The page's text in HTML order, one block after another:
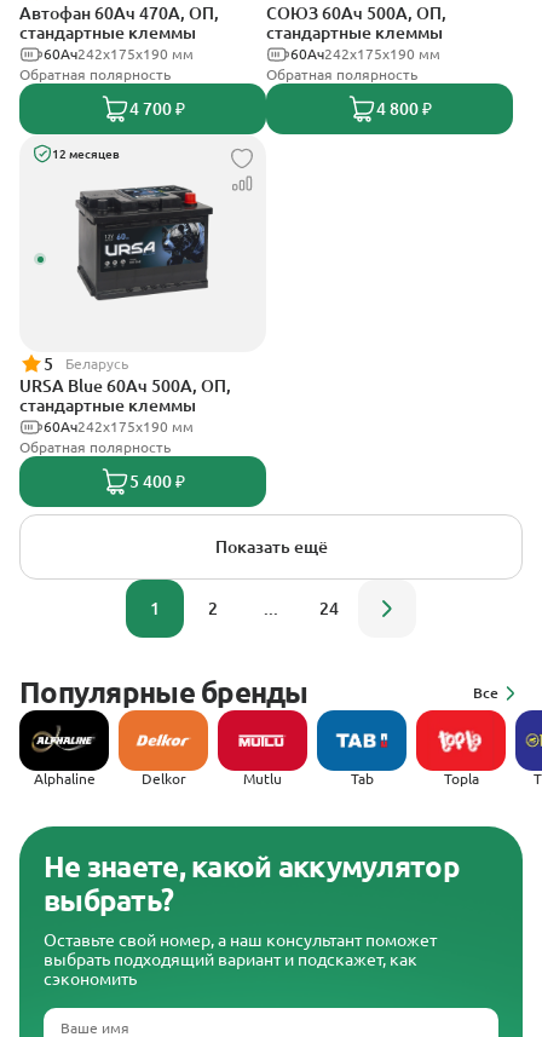
Автофан 60Ач 470А, ОП,
стандартные клеммы
242х175х190 мм
60Ач
Обратная полярность
4 700 ₽
СОЮЗ 60Ач 500А, ОП,
стандартные клеммы
242x175x190 мм
60Ач
Обратная полярность
4 800 ₽
12 месяцев
5 Беларусь
URSA Blue 60Ач 500А, ОП,
стандартные клеммы
242х175х190 мм
60Ач
Обратная полярность
5 400 ₽
Показать ещё
1 2 24
Популярные бренды Все
Alphaline Delkor Mutlu Tab Topla
Не знаете, какой аккумулятор
выбрать?
Оставьте свой номер, а наш консультант поможет
выбрать подходящий вариант и подскажет, как
сэкономить
Ваше имя